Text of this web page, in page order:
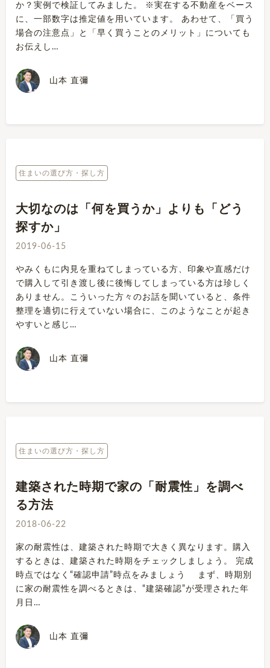
か？実例で検証してみました。 ※実在する不動産をベース
に、一部数字は推定値を用いています。 あわせて、「買う
場合の注意点」と「早く買うことのメリット」についても
お伝えし…
山本 直彌
住まいの選び方・探し方
大切なのは「何を買うか」よりも「どう
探すか」
2019-06-15
やみくもに内見を重ねてしまっている方、印象や直感だけ
で購入して引き渡し後に後悔してしまっている方は珍しく
ありません。こういった方々のお話を聞いていると、条件
整理を適切に行えていない場合に、このようなことが起き
やすいと感じ…
山本 直彌
住まいの選び方・探し方
建築された時期で家の「耐震性」を調べ
る方法
2018-06-22
家の耐震性は、建築された時期で大きく異なります。購入
するときは、建築された時期をチェックしましょう。 完成
時点ではなく“確認申請”時点をみましょう まず、時期別
に家の耐震性を調べるときは、“建築確認”が受理された年
月日…
山本 直彌